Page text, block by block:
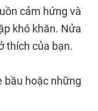
cảm hứng và
khó khăn. Nửa
thích của bạn.
bầu hoặc những